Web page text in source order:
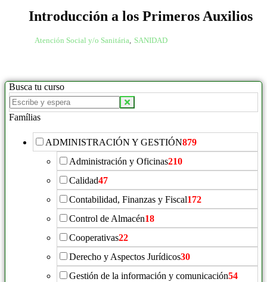
Introducción a los Primeros Auxilios
Atención Social y/o Sanitária, SANIDAD
Busca tu curso
Famílias
ADMINISTRACIÓN Y GESTIÓN879
Administración y Oficinas210
Calidad47
Contabilidad, Finanzas y Fiscal172
Control de Almacén18
Cooperativas22
Derecho y Aspectos Jurídicos30
Gestión de la información y comunicación54